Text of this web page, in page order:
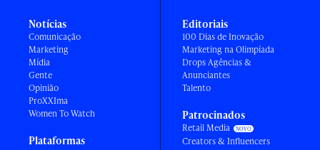
Notícias
Comunicação
Marketing
Mídia
Gente
Opinião
ProXXIma
Women To Watch
Plataformas
Editoriais
100 Dias de Inovação
Marketing na Olimpíada
Drops Agências &
Anunciantes
Talento
Patrocinados
Retail Media
Creators & Influencers